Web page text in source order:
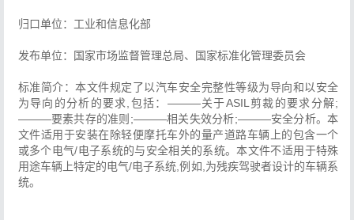
归口单位：工业和信息化部
发布单位：国家市场监督管理总局、国家标准化管理委员会
标准简介：本文件规定了以汽车安全完整性等级为导向和以安全
为导向的分析的要求,包括：———关于ASIL剪裁的要求分解;
———要素共存的准则;———相关失效分析;———安全分析。本
文件适用于安装在除轻便摩托车外的量产道路车辆上的包含一个
或多个电气/电子系统的与安全相关的系统。本文件不适用于特殊
用途车辆上特定的电气/电子系统,例如,为残疾驾驶者设计的车辆系
统。